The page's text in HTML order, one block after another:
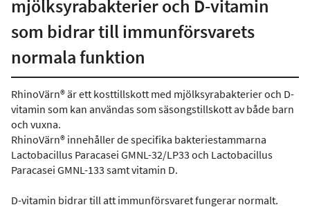
mjölksyrabakterier och D-vitamin
som bidrar till immunförsvarets
normala funktion
RhinoVärn® är ett kosttillskott med mjölksyrabakterier och D-
vitamin som kan användas som säsongstillskott av både barn
och vuxna.
RhinoVärn® innehåller de specifika bakteriestammarna
Lactobacillus Paracasei GMNL-32/LP33 och Lactobacillus
Paracasei GMNL-133 samt vitamin D.
D-vitamin bidrar till att immunförsvaret fungerar normalt.